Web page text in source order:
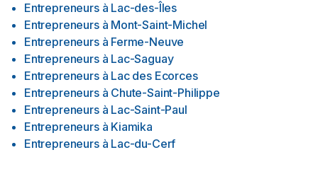
Entrepreneurs à Lac-des-Îles
Entrepreneurs à Mont-Saint-Michel
Entrepreneurs à Ferme-Neuve
Entrepreneurs à Lac-Saguay
Entrepreneurs à Lac des Ecorces
Entrepreneurs à Chute-Saint-Philippe
Entrepreneurs à Lac-Saint-Paul
Entrepreneurs à Kiamika
Entrepreneurs à Lac-du-Cerf